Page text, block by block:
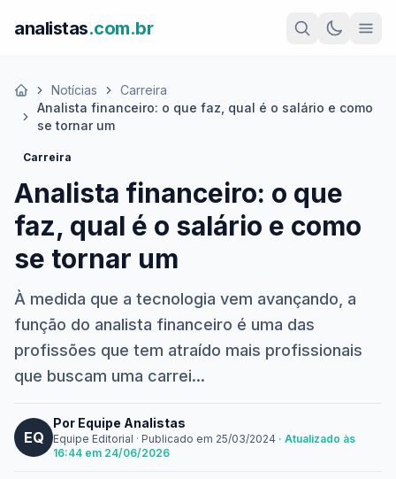
analistas.com.br
Início Notícias
Carreira
Analista financeiro: o que faz, qual é o salário e como
se tornar um
Carreira
Analista financeiro: o que
faz, qual é o salário e como
se tornar um
À medida que a tecnologia vem avançando, a
função do analista financeiro é uma das
profissões que tem atraído mais profissionais
que buscam uma carrei...
EQ
Por Equipe Analistas
Equipe Editorial · Publicado em 25/03/2024 · Atualizado às
16:44 em 24/06/2026